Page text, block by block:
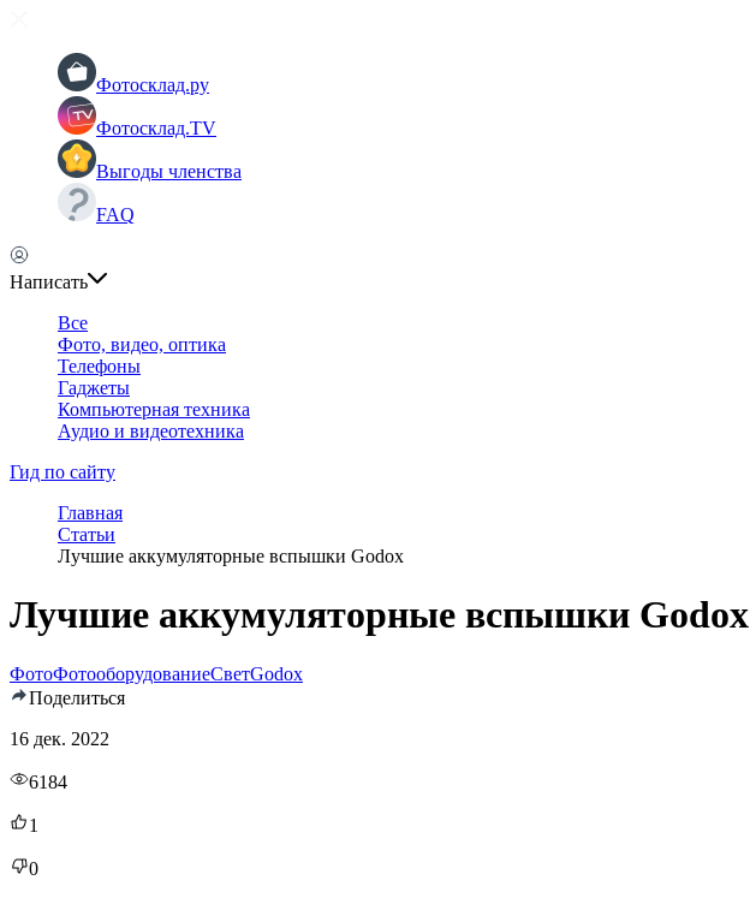
Фотосклад.ру
Фотосклад.TV
Выгоды членства
FAQ
Написать
Все
Фото, видео, оптика
Телефоны
Гаджеты
Компьютерная техника
Аудио и видеотехника
Гид по сайту
Главная
Статьи
Лучшие аккумуляторные вспышки Godox
Лучшие аккумуляторные вспышки Godox
ФотоФотооборудованиеСветGodox
Поделиться
16 дек. 2022
6184
1
0